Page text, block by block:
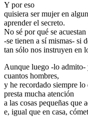
Y por eso
quisiera ser mujer en
aprender el secreto.
No sé por qué se
-se tienen a sí mismas- si
tan sólo nos instruyen en
Aunque luego -lo admito-
cuantos hombres,
y he recordado siempre lo
presta mucha atención
a las cosas pequeñas que
e, igual que en casa,